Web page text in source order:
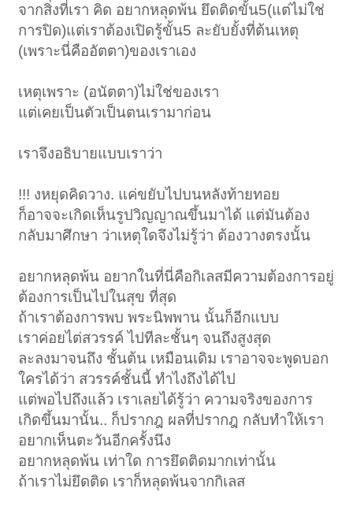
จากสิ่งที่เรา คิด อยากหลุดพ้น ยึดติดขั้น5(แต่ไม่ใช่
การปิด)แต่เราต้องเปิดรู้ขั้น5 ละยับยั้งที่ต้นเหตุ
(เพราะนี่คืออัตตา)ของเราเอง
เหตุเพราะ (อนัตตา)ไม่ใช่ของเรา
แต่เคยเป็นตัวเป็นตนเรามาก่อน
เราจึงอธิบายแบบเราว่า
!!! งหยุดคิดวาง. แค่ขยับไปบนหลังท้ายทอย
ก็อาจจะเกิดเห็นรูปวิญญาณขึ้นมาได้ แต่มันต้อง
กลับมาศึกษา ว่าเหตุใดจึงไม่รู้ว่า ต้องวางตรงนั้น
อยากหลุดพ้น อยากในที่นี่คือกิเลสมีความต้องการอยู่
ต้องการเป็นไปในสุข ที่สุด
ถ้าเราต้องการพบ พระนิพพาน นั้นก็อีกแบบ
เราค่อยไต่สวรรค์ ไปทีละชั้นๆ จนถึงสูงสุด
ละลงมาจนถึง ชั้นต้น เหมือนเดิม เราอาจจะพูดบอก
ใครได้ว่า สวรรค์ชั้นนี้ ทำไงถึงได้ไป
แต่พอไปถึงแล้ว เราเลยได้รู้ว่า ความจริงของการ
เกิดขึ้นมานั้น.. ก็ปรากฎ ผลที่ปรากฎ กลับทำให้เรา
อยากเห็นตะวันอีกครั้งนึง
อยากหลุดพ้น เท่าใด การยึดติดมากเท่านั้น
ถ้าเราไม่ยึดติด เราก็หลุดพ้นจากกิเลส